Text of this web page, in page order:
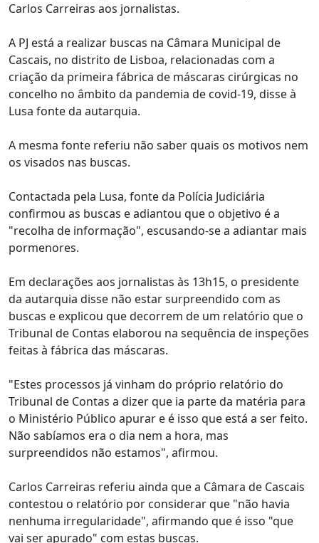
Carlos Carreiras aos jornalistas.
A PJ está a realizar buscas na Câmara Municipal de
Cascais, no distrito de Lisboa, relacionadas com a
criação da primeira fábrica de máscaras cirúrgicas no
concelho no âmbito da pandemia de covid-19, disse à
Lusa fonte da autarquia.
A mesma fonte referiu não saber quais os motivos nem
os visados nas buscas.
Contactada pela Lusa, fonte da Polícia Judiciária
confirmou as buscas e adiantou que o objetivo é a
"recolha de informação", escusando-se a adiantar mais
pormenores.
Em declarações aos jornalistas às 13h15, o presidente
da autarquia disse não estar surpreendido com as
buscas e explicou que decorrem de um relatório que o
Tribunal de Contas elaborou na sequência de inspeções
feitas à fábrica das máscaras.
"Estes processos já vinham do próprio relatório do
Tribunal de Contas a dizer que ia parte da matéria para
o Ministério Público apurar e é isso que está a ser feito.
Não sabíamos era o dia nem a hora, mas
surpreendidos não estamos", afirmou.
Carlos Carreiras referiu ainda que a Câmara de Cascais
contestou o relatório por considerar que "não havia
nenhuma irregularidade", afirmando que é isso "que
vai ser apurado" com estas buscas.